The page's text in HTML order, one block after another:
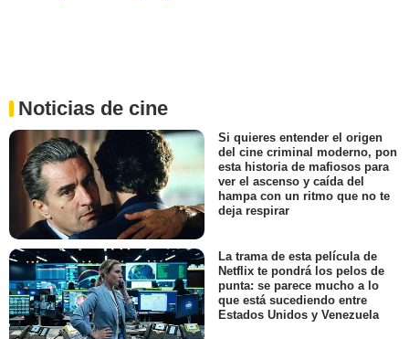
Noticias de cine
Si quieres entender el origen
del cine criminal moderno, pon
esta historia de mafiosos para
ver el ascenso y caída del
hampa con un ritmo que no te
deja respirar
La trama de esta película de
Netflix te pondrá los pelos de
punta: se parece mucho a lo
que está sucediendo entre
Estados Unidos y Venezuela